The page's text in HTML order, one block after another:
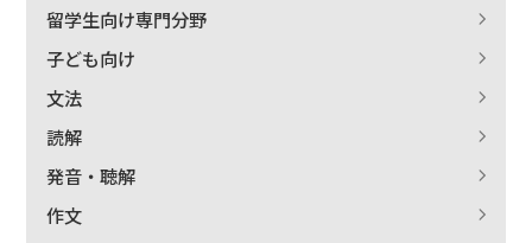
留学生向け専門分野
子ども向け
文法
読解
発音・聴解
作文